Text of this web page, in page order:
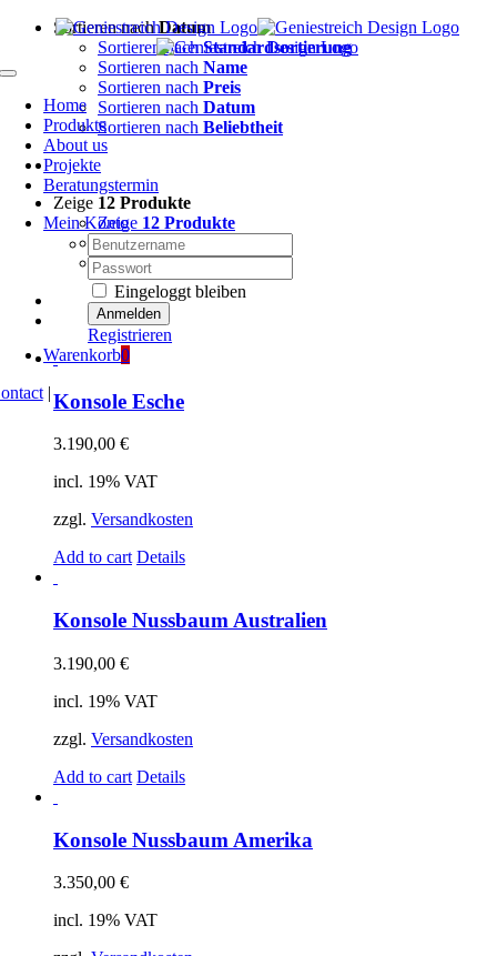
Zum
springen
Toggle
NavigationHome
Produkte
About us
Projekte
Beratungstermin
Mein Konto
Nutzername:
Passwort:
Eingeloggt bleiben
Registrieren
Warenkorb0
|
Sortieren nachDatum
Sortieren nachStandardsortierung
Sortieren nach Name
Sortieren nach Preis
Sortieren nach Datum
Sortieren nach Beliebtheit
Zeige 12 Produkte
Zeige 12 Produkte
Zeige24 Produkte
Zeige36 Produkte
Konsole Esche
3.190,00 €
incl. 19% VAT
zzgl. Versandkosten
Add to cart Details
Konsole Nussbaum Australien
3.190,00 €
incl. 19% VAT
zzgl. Versandkosten
Add to cart Details
Konsole Nussbaum Amerika
3.350,00 €
incl. 19% VAT